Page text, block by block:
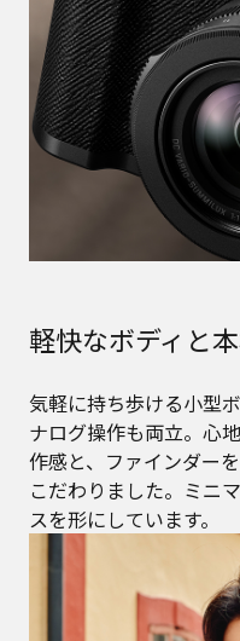
軽快なボディと
気軽に持ち歩ける小型
ナログ操作も両立。心
作感と、ファインダー
こだわりました。ミニ
スを形にしています。